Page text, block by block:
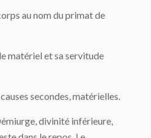
au nom du primat de
matériel et sa servitude
secondes, matérielles.
divinité inférieure,